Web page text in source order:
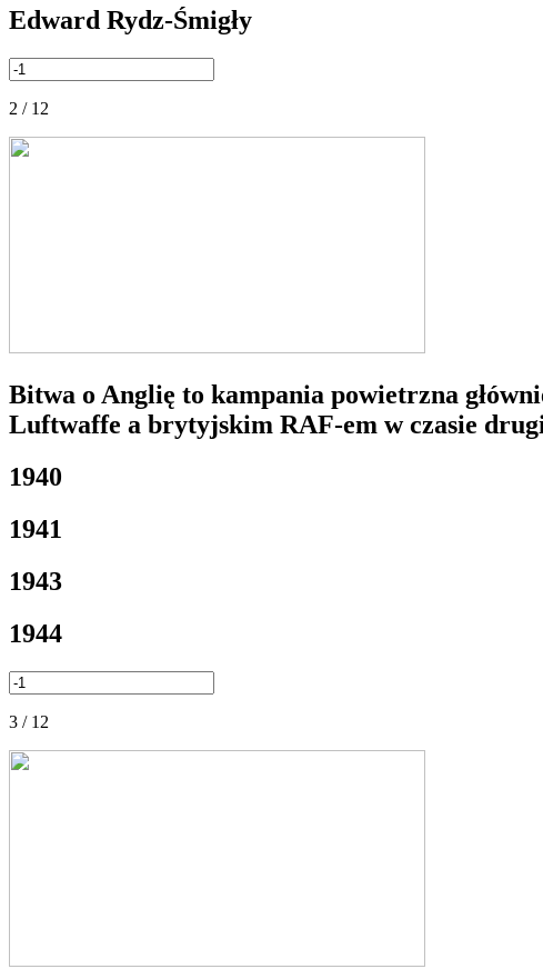
Edward Rydz-Śmigły
2 / 12
Bitwa o Anglię to kampania powietrzna
Luftwaffe a brytyjskim RAF-em w czasie
1940
1941
1943
1944
3 / 12